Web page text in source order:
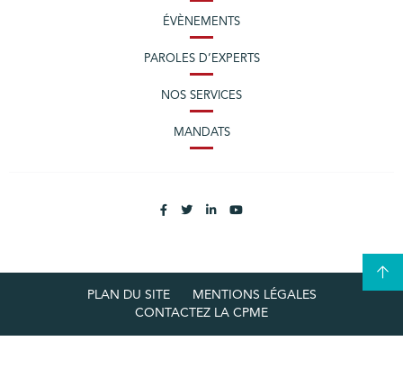
ÉVÈNEMENTS
PAROLES D’EXPERTS
NOS SERVICES
MANDATS
PLAN DU SITE
MENTIONS LÉGALES
CONTACTEZ LA CPME